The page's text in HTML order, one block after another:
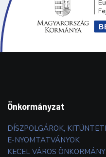
Önkormányzat
DÍSZPOLGÁROK,
E-NYOMTATVÁNYOK
KECEL VÁROS